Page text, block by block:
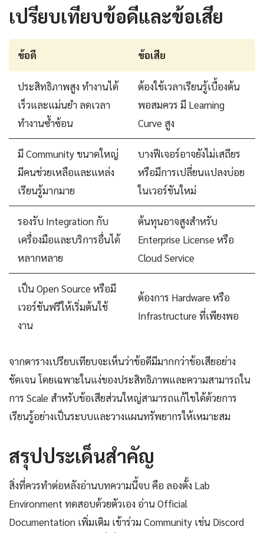
เปรียบเทียบข้อดีและข้อเสีย
ข้อดี ข้อเสีย
ประสิทธิภาพสูง ทำงานได้
เร็วและแม่นยำ ลดเวลา
ทำงานซ้ำซ้อน
ต้องใช้เวลาเรียนรู้เบื้องต้น
พอสมควร มี Learning
Curve สูง
มี Community ขนาดใหญ่
มีคนช่วยเหลือและแหล่ง
เรียนรู้มากมาย
บางฟีเจอร์อาจยังไม่เสถียร
หรือมีการเปลี่ยนแปลงบ่อย
ในเวอร์ชันใหม่
รองรับ Integration กับ
เครื่องมือและบริการอื่นได้
หลากหลาย
ต้นทุนอาจสูงสำหรับ
Enterprise License หรือ
Cloud Service
เป็น Open Source หรือมี
เวอร์ชันฟรีให้เริ่มต้นใช้
งาน
ต้องการ Hardware หรือ
Infrastructure ที่เพียงพอ
จากตารางเปรียบเทียบจะเห็นว่าข้อดีมีมากกว่าข้อเสียอย่าง
ชัดเจน โดยเฉพาะในแง่ของประสิทธิภาพและความสามารถใน
การ Scale สำหรับข้อเสียส่วนใหญ่สามารถแก้ไขได้ด้วยการ
เรียนรู้อย่างเป็นระบบและวางแผนทรัพยากรให้เหมาะสม
สรุปประเด็นสำคัญ
สิ่งที่ควรทำต่อหลังอ่านบทความนี้จบ คือ ลองตั้ง Lab
Environment ทดสอบด้วยตัวเอง อ่าน Official
Documentation เพิ่มเติม เข้าร่วม Community เช่น Discord